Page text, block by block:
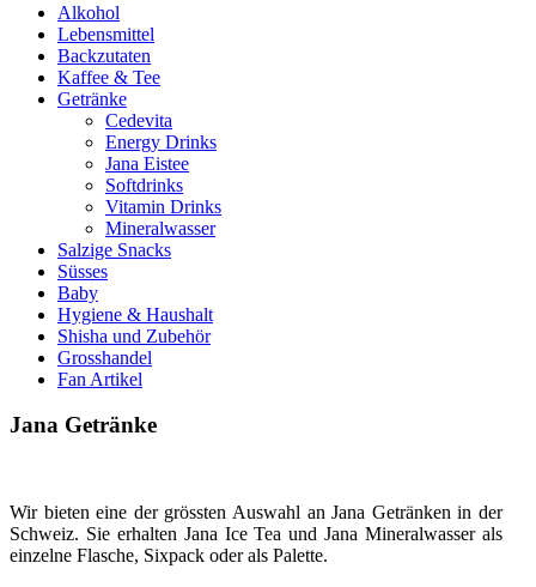
Alkohol
Lebensmittel
Backzutaten
Kaffee & Tee
Getränke
Cedevita
Energy Drinks
Jana Eistee
Softdrinks
Vitamin Drinks
Mineralwasser
Salzige Snacks
Süsses
Baby
Hygiene & Haushalt
Shisha und Zubehör
Grosshandel
Fan Artikel
Jana Getränke
Wir bieten eine der grössten Auswahl an Jana Getränken in der
Schweiz. Sie erhalten Jana Ice Tea und Jana Mineralwasser als
einzelne Flasche, Sixpack oder als Palette.